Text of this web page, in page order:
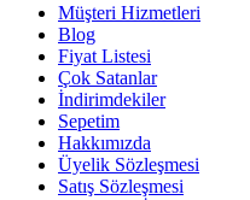
Müşteri Hizmetleri
Blog
Fiyat Listesi
Çok Satanlar
İndirimdekiler
Sepetim
Hakkımızda
Üyelik Sözleşmesi
Satış Sözleşmesi